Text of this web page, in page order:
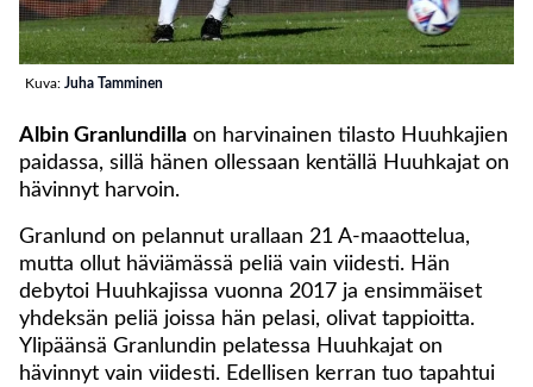
Kuva: Juha Tamminen
Albin Granlundilla on harvinainen tilasto Huuhkajien
paidassa, sillä hänen ollessaan kentällä Huuhkajat on
hävinnyt harvoin.
Granlund on pelannut urallaan 21 A-maaottelua,
mutta ollut häviämässä peliä vain viidesti. Hän
debytoi Huuhkajissa vuonna 2017 ja ensimmäiset
yhdeksän peliä joissa hän pelasi, olivat tappioitta.
Ylipäänsä Granlundin pelatessa Huuhkajat on
hävinnyt vain viidesti. Edellisen kerran tuo tapahtui